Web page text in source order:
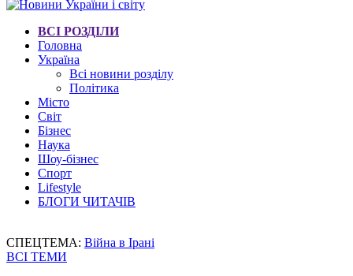
ВСІ РОЗДІЛИ
Головна
Україна
Всі новини розділу
Політика
Місто
Світ
Бізнес
Наука
Шоу-бізнес
Спорт
Lifestyle
БЛОГИ ЧИТАЧІВ
СПЕЦТЕМА: Війна в Ірані
ВСІ ТЕМИ